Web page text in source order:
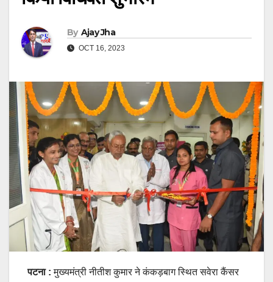
By Ajay Jha
OCT 16, 2023
पटना :मुख्यमंत्री नीतीश कुमार ने कंकड़बाग स्थित सवेरा कैंसर